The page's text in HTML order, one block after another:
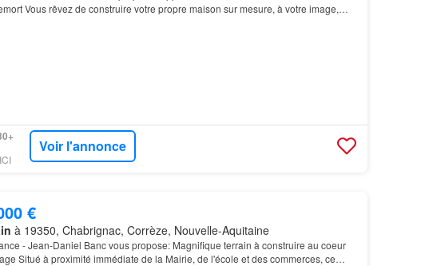
Vous rêvez de construire votre propre maison sur mesure, à votre image,
Voir l'annonce
€
à 19350, Chabrignac, Corrèze, Nouvelle-Aquitaine
- Jean-Daniel Banc vous propose: Magnifique terrain à construire au coeur
Situé à proximité immédiate de la Mairie, de l'école et des commerces, ce